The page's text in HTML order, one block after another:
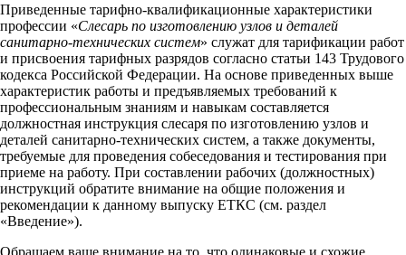
Приведенные тарифно-квалификационные характеристики
профессии «Слесарь по изготовлению узлов и деталей
санитарно-технических систем» служат для тарификации работ
и присвоения тарифных разрядов согласно статьи 143 Трудового
кодекса Российской Федерации. На основе приведенных выше
характеристик работы и предъявляемых требований к
профессиональным знаниям и навыкам составляется
должностная инструкция слесаря по изготовлению узлов и
деталей санитарно-технических систем, а также документы,
требуемые для проведения собеседования и тестирования при
приеме на работу. При составлении рабочих (должностных)
инструкций обратите внимание на общие положения и
рекомендации к данному выпуску ЕТКС (см. раздел
«Введение»).
Обращаем ваше внимание на то, что одинаковые и схожие